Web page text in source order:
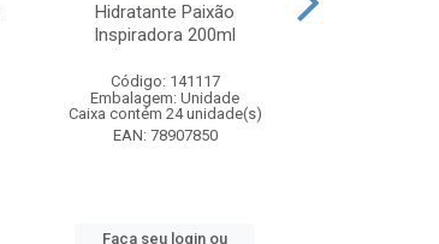
Hidratante Paixão
Inspiradora 200ml
Código: 141117
Embalagem: Unidade
Caixa contém 24 unidade(s)
EAN: 78907850
Faça seu login ou